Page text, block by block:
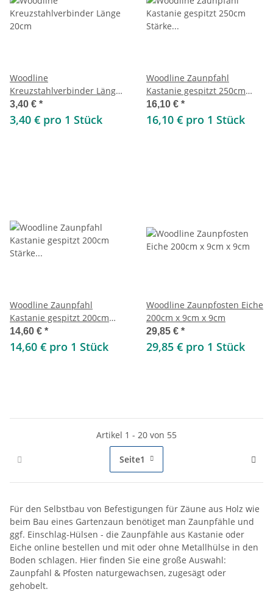
Woodline
Kreuzstahlverbinder Länge
20cm
3,40 € *
3,40 € pro 1 Stück
Woodline Zaunpfahl
Kastanie gespitzt 250cm
Stärke 7-10cm
16,10 € *
16,10 € pro 1 Stück
Woodline Zaunpfahl
Kastanie gespitzt 200cm
Stärke 10-12cm
14,60 € *
14,60 € pro 1 Stück
Woodline Zaunpfosten Eiche
200cm x 9cm x 9cm
29,85 € *
29,85 € pro 1 Stück
Artikel 1 - 20 von 55
Seite1
Für den Selbstbau von Befestigungen für Zäune aus Holz wie
beim Bau eines Gartenzaun benötiget man Zaunpfähle und
ggf. Einschlag-Hülsen - die Zaunpfähle aus Kastanie oder
Eiche online bestellen und mit oder ohne Metallhülse in den
Boden schlagen. Hier finden Sie eine große Auswahl:
Zaunpfahl & Pfosten naturgewachsen, zugesägt oder
gehobelt.